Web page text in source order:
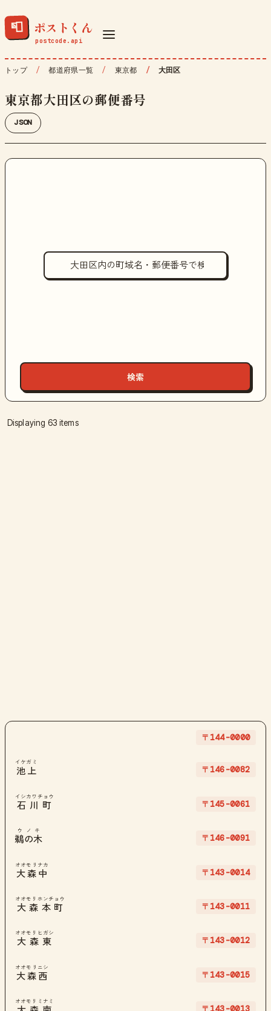
📮 ポストくん
トップ 都道府県一覧 東京都 大田区
東京都大田区の郵便番号
JSON
Displaying 63 items
〒144-0000
池上
イケガミ
〒146-0082
石川町
イシカワチョウ
〒145-0061
鵜の木
ウノキ
〒146-0091
大森中
オオモリナカ
〒143-0014
大森本町
オオモリホンチョウ
〒143-0011
大森東
オオモリヒガシ
〒143-0012
大森西
オオモリニシ
〒143-0015
オオモリミナミ
〒143-0013